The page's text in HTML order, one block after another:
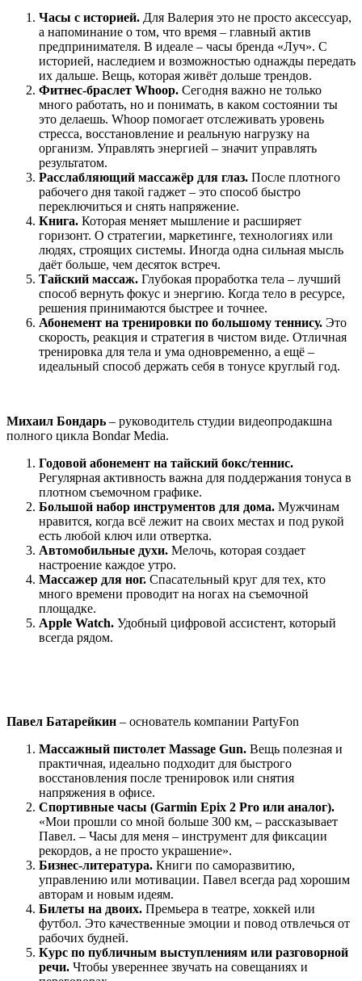
Часы с историей. Для Валерия это не просто аксессуар,
а напоминание о том, что время – главный актив
предпринимателя. В идеале – часы бренда «Луч». С
историей, наследием и возможностью однажды передать
их дальше. Вещь, которая живёт дольше трендов.
Фитнес-браслет Whoop. Сегодня важно не только
много работать, но и понимать, в каком состоянии ты
это делаешь. Whoop помогает отслеживать уровень
стресса, восстановление и реальную нагрузку на
организм. Управлять энергией – значит управлять
результатом.
Расслабляющий массажёр для глаз. После плотного
рабочего дня такой гаджет – это способ быстро
переключиться и снять напряжение.
Книга. Которая меняет мышление и расширяет
горизонт. О стратегии, маркетинге, технологиях или
людях, строящих системы. Иногда одна сильная мысль
даёт больше, чем десяток встреч.
Тайский массаж. Глубокая проработка тела – лучший
способ вернуть фокус и энергию. Когда тело в ресурсе,
решения принимаются быстрее и точнее.
Абонемент на тренировки по большому теннису. Это
скорость, реакция и стратегия в чистом виде. Отличная
тренировка для тела и ума одновременно, а ещё –
идеальный способ держать себя в тонусе круглый год.
Михаил Бондарь – руководитель студии видеопродакшна
полного цикла Bondar Media.
Годовой абонемент на тайский бокс/теннис.
Регулярная активность важна для поддержания тонуса в
плотном съемочном графике.
Большой набор инструментов для дома. Мужчинам
нравится, когда всё лежит на своих местах и под рукой
есть любой ключ или отвертка.
Автомобильные духи. Мелочь, которая создает
настроение каждое утро.
Массажер для ног. Спасательный круг для тех, кто
много времени проводит на ногах на съемочной
площадке.
Apple Watch. Удобный цифровой ассистент, который
всегда рядом.
Павел Батарейкин – основатель компании PartyFon
Массажный пистолет Massage Gun. Вещь полезная и
практичная, идеально подходит для быстрого
восстановления после тренировок или снятия
напряжения в офисе.
Спортивные часы (Garmin Epix 2 Pro или аналог).
«Мои прошли со мной больше 300 км, – рассказывает
Павел. – Часы для меня – инструмент для фиксации
рекордов, а не просто украшение».
Бизнес-литература. Книги по саморазвитию,
управлению или мотивации. Павел всегда рад хорошим
авторам и новым идеям.
Билеты на двоих. Премьера в театре, хоккей или
футбол. Это качественные эмоции и повод отвлечься от
рабочих будней.
Курс по публичным выступлениям или разговорной
речи. Чтобы увереннее звучать на совещаниях и